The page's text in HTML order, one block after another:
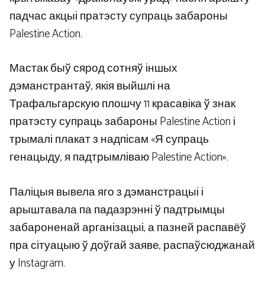
падчас акцыі пратэсту супраць забароны
Palestine Action.
Мастак быў сярод сотняў іншых
дэманстрантаў, якія выйшлі на
Трафальгарскую плошчу 11 красавіка ў знак
пратэсту супраць забароны Palestine Action і
трымалі плакат з надпісам «Я супраць
генацыду, я падтрымліваю Palestine Action».
Паліцыя вывела яго з дэманстрацыі і
арыштавала па падазрэнні ў падтрымцы
забароненай арганізацыі, а пазней распавёў
пра сітуацыю ў доўгай заяве, распаўсюджанай
у Instagram.